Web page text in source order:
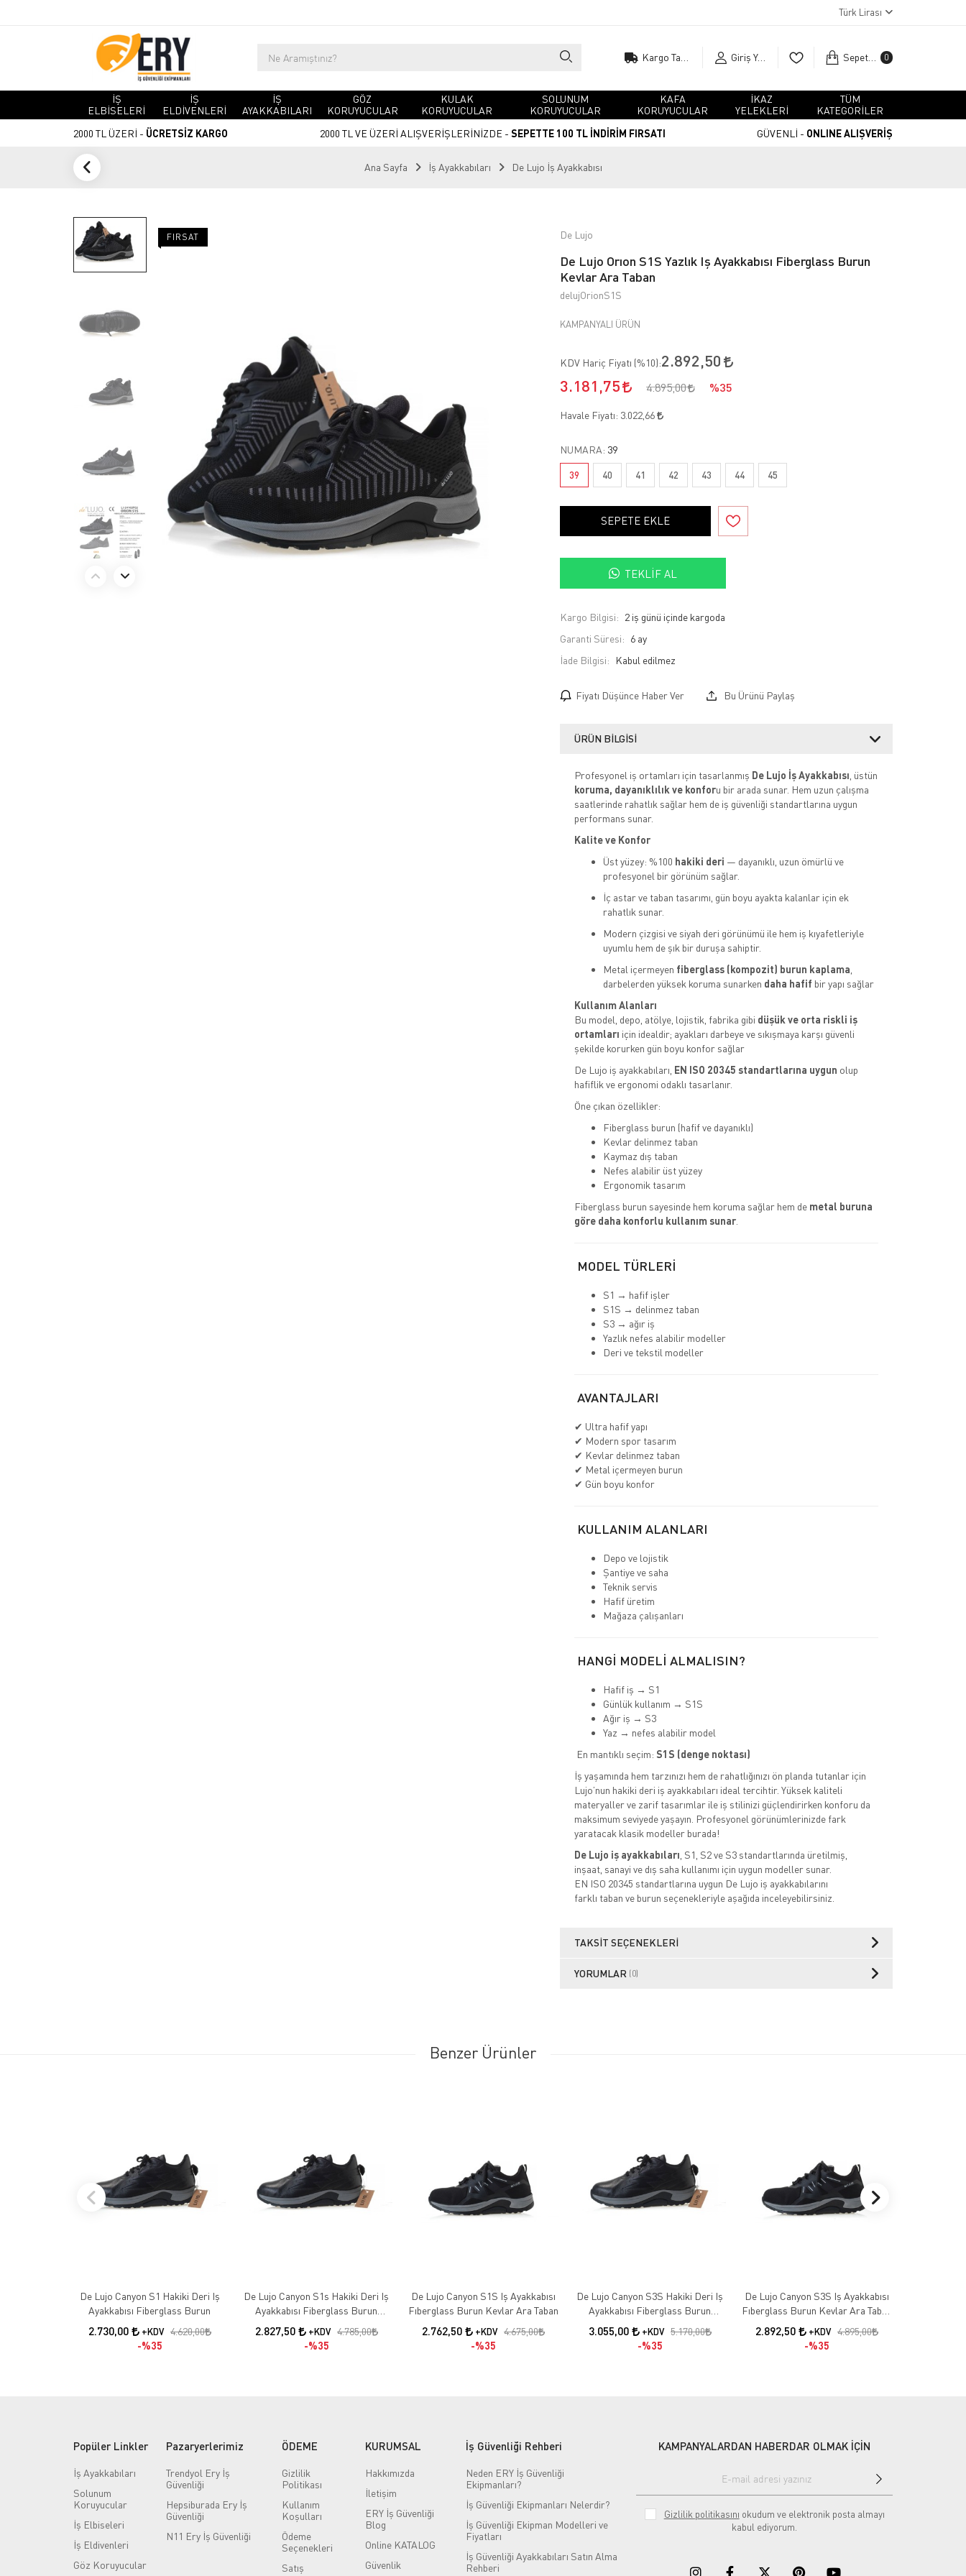
Türk Lirası
Giriş Yap Sepetim 0
İŞ
ELBİSELERİ
İŞ
ELDİVENLERİ
İŞ
AYAKKABILARI
GÖZ
KORUYUCULAR
KULAK
KORUYUCULAR
SOLUNUM
KORUYUCULAR
KAFA
KORUYUCULAR
İKAZ
YELEKLERİ
TÜM
KATEGORİLER
2000 TL ÜZERİ - ÜCRETSİZ KARGO 2000 TL VE ÜZERİ ALIŞVERİŞLERİNİZDE - SEPETTE 100 TL İNDİRİM FIRSATI GÜVENLİ - ONLINE ALIŞVERİŞ
Ana Sayfa İş Ayakkabıları De Lujo İş Ayakkabısı
FIRSAT De Lujo
De Lujo Orıon S1S Yazlık Iş Ayakkabısı Fiberglass Burun
Kevlar Ara Taban
delujOrionS1S
KAMPANYALI ÜRÜN
KDV Hariç Fiyatı (%10):2.892,50
3.181,75
4.895,00 %35
Havale Fiyatı: 3.022,66
NUMARA: 39
39 40 41 42 43 44 45
SEPETE EKLE
TEKLIF AL
Kargo Bilgisi: 2 iş günü içinde kargoda
Garanti Süresi: 6 ay
İade Bilgisi:
Fiyatı Düşünce Haber Ver Bu Ürünü Paylaş
ÜRÜN BILGISI
Profesyonel iş ortamları için tasarlanmış De Lujo İş Ayakkabısı , üstün
koruma, dayanıklılık ve konforu bir arada sunar. Hem uzun çalışma
saatlerinde rahatlık sağlar hem de iş güvenliği standartlarına uygun
performans sunar.
Kalite ve Konfor
Üst yüzey: %100 hakiki deri — dayanıklı, uzun ömürlü ve
profesyonel bir görünüm sağlar.
İç astar ve taban tasarımı, gün boyu ayakta kalanlar için ek
rahatlık sunar.
Modern çizgisi ve siyah deri görünümü ile hem iş kıyafetleriyle
uyumlu hem de şık bir duruşa sahiptir.
Metal içermeyen fiberglass (kompozit) burun kaplama
darbelerden yüksek koruma sunarken daha hafif bir yapı sağlar
Kullanım Alanları
Bu model, depo, atölye, lojistik, fabrika gibi düşük ve orta riskli iş
ortamları için idealdir; ayakları darbeye ve sıkışmaya karşı güvenli
şekilde korurken gün boyu konfor sağlar
De Lujo iş ayakkabıları, EN ISO 20345 standartlarına uygun olup
hafiflik ve ergonomi odaklı tasarlanır.
Öne çıkan özellikler:
Fiberglass burun (hafif ve dayanıklı)
Kevlar delinmez taban
Kaymaz dış taban
Nefes alabilir üst yüzey
Ergonomik tasarım
Fiberglass burun sayesinde hem koruma sağlar hem de metal buruna
göre daha konforlu kullanım sunar.
MODEL TÜRLERİ
S1 → hafif işler
S1S → delinmez taban
S3 → ağır iş
Yazlık nefes alabilir modeller
Deri ve tekstil modeller
AVANTAJLARI
✔ Ultra hafif yapı
✔ Modern spor tasarım
✔ Kevlar delinmez taban
✔ Metal içermeyen burun
✔ Gün boyu konfor
KULLANIM ALANLARI
Depo ve lojistik
Şantiye ve saha
Teknik servis
Hafif üretim
Mağaza çalışanları
HANGİ MODELİ ALMALISIN?
Hafif iş → S1
Günlük kullanım → S1S
Ağır iş → S3
Yaz → nefes alabilir model
En mantıklı seçim: S1S (denge noktası)
İş yaşamında hem tarzınızı hem de rahatlığınızı ön planda tutanlar için
Lujo’nun hakiki deri iş ayakkabıları ideal tercihtir. Yüksek kaliteli
materyaller ve zarif tasarımlar ile iş stilinizi güçlendirirken konforu da
maksimum seviyede yaşayın. Profesyonel görünümlerinizde fark
yaratacak klasik modeller burada!
De Lujo iş ayakkabıları , S1, S2 ve S3 standartlarında üretilmiş,
inşaat, sanayi ve dış saha kullanımı için uygun modeller sunar.
EN ISO 20345 standartlarına uygun De Lujo iş ayakkabılarını
farklı taban ve burun seçenekleriyle aşağıda inceleyebilirsiniz.
TAKSIT SEÇENEKLERI
YORUMLAR (0)
Benzer Ürünler
De Lujo Canyon S1 Hakiki Deri Iş
Ayakkabısı Fiberglass Burun
2.730,00 +KDV 4.620,00
%35
De Lujo Canyon S1s Hakiki Deri Iş
Ayakkabısı Fiberglass Burun
Kevlar Ara Taban Siyah Deri
2.827,50 +KDV 4.785,00
%35
De Lujo Canyon S1S Iş Ayakkabısı
Fıberglass Burun Kevlar Ara Taban
2.762,50 +KDV 4.675,00
%35
De Lujo Canyon S3S Hakiki Deri Iş
Ayakkabısı Fiberglass Burun
Kevlar Ara Taban - Suya Dayanıklı
3.055,00 +KDV 5.170,00
%35
De Lujo Canyon S3S Iş Ayakkabısı
Fıberglass Burun Kevlar Ara Taban
- Suya Dayanıklı
2.892,50 +KDV 4.895,00
%35
Popüler Linkler
İş Ayakkabıları
Solunum
Koruyucular
İş Elbiseleri
İş Eldivenleri
Göz Koruyucular
Pazaryerlerimiz
Trendyol Ery İş
Güvenliği
Hepsiburada Ery İş
Güvenliği
N11 Ery İş Güvenliği
ÖDEME
Gizlilik
Politikası
Kullanım
Koşulları
Ödeme
Seçenekleri
Satış
KURUMSAL
Hakkımızda
İletişim
ERY İş Güvenliği
Blog
Online KATALOG
Güvenlik
İş Güvenliği Rehberi
Neden ERY İş Güvenliği
Ekipmanları?
İş Güvenliği Ekipmanları Nelerdir?
İş Güvenliği Ekipman Modelleri ve
Fiyatları
İş Güvenliği Ayakkabıları Satın Alma
Rehberi
KAMPANYALARDAN HABERDAR OLMAK İÇİN
Gizlilik politikasını okudum ve elektronik posta almayı
kabul ediyorum.